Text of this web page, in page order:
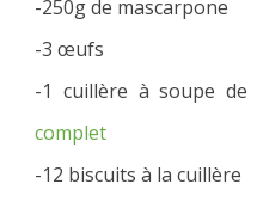
-250g de mascarpone
-3 œufs
-1 cuillère à soupe de
complet
-12 biscuits à la cuillère